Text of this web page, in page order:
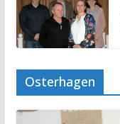
Osterhagen